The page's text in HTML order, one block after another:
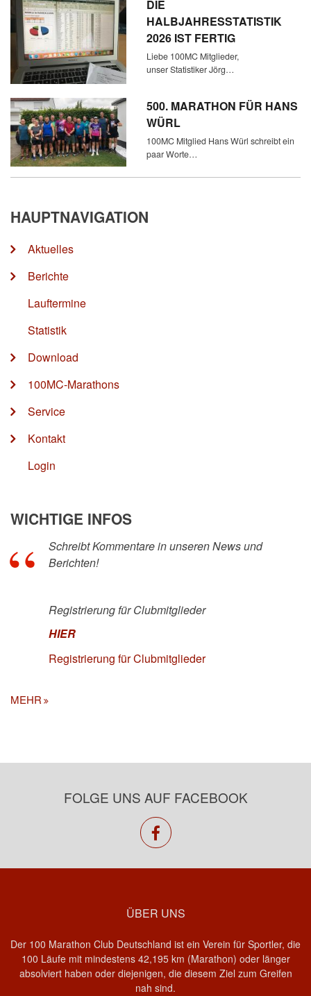
DIE
HALBJAHRESSTATISTIK
2026 IST FERTIG
Liebe 100MC Mitglieder,
unser Statistiker Jörg…
500. MARATHON FÜR HANS
WÜRL
100MC Mitglied Hans Würl schreibt ein
paar Worte…
HAUPTNAVIGATION
Aktuelles
Berichte
Lauftermine
Statistik
Download
100MC-Marathons
Service
Kontakt
Login
WICHTIGE INFOS
Schreibt Kommentare in unseren News und
Berichten!
Registrierung für Clubmitglieder
HIER
Registrierung für Clubmitglieder
MEHR
FOLGE UNS AUF FACEBOOK
facebook
ÜBER UNS
Der 100 Marathon Club Deutschland ist ein Verein für Sportler, die
100 Läufe mit mindestens 42,195 km (Marathon) oder länger
absolviert haben oder diejenigen, die diesem Ziel zum Greifen
nah sind.